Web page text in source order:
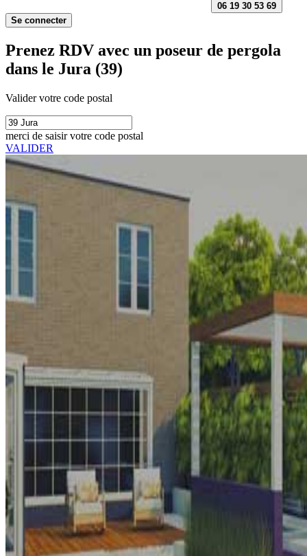
06 19 30 53 69
Se connecter
Prenez RDV avec un poseur de pergola
dans le Jura (39)
Valider votre code postal
merci de saisir votre code postal
VALIDER